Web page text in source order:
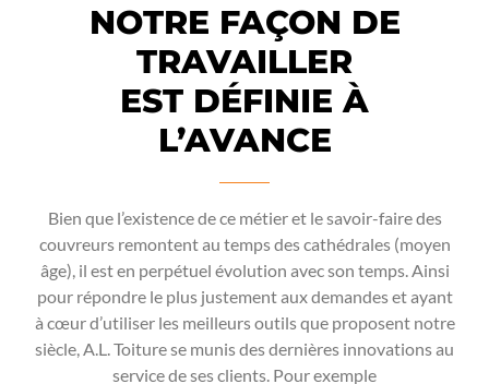
NOTRE FAÇON DE
TRAVAILLER
EST DÉFINIE À
L’AVANCE
Bien que l’existence de ce métier et le savoir-faire des
couvreurs remontent au temps des cathédrales (moyen
âge), il est en perpétuel évolution avec son temps. Ainsi
pour répondre le plus justement aux demandes et ayant
à cœur d’utiliser les meilleurs outils que proposent notre
siècle, A.L. Toiture se munis des dernières innovations au
service de ses clients. Pour exemple